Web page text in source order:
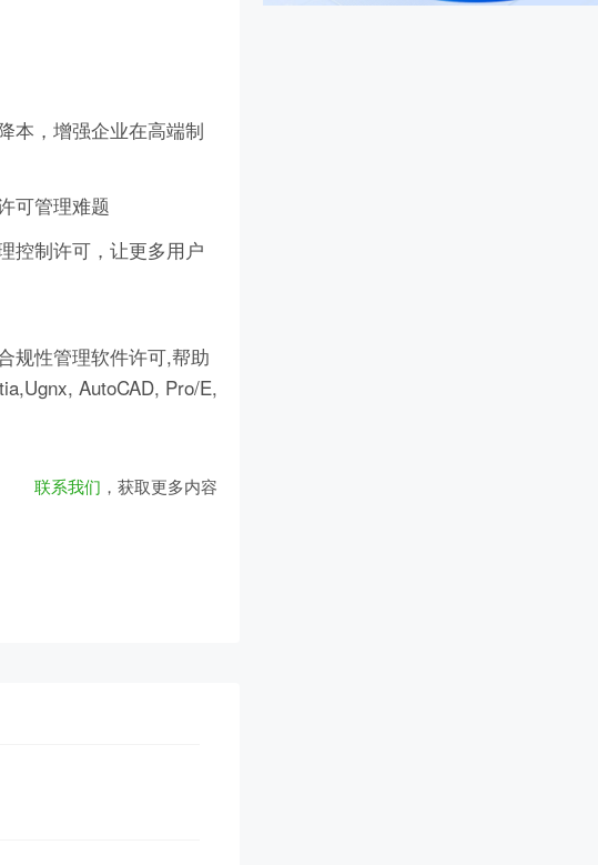
本，增强企业在高端制
可管理难题
控制许可，让更多用户
规性管理软件许可,帮助
AutoCAD, Pro/E,
联系我们 ，获取更多内容